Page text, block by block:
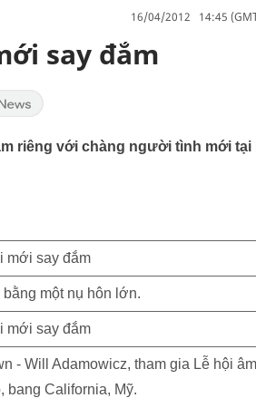
16/04/2012 14:45
say đắm
riêng với chàng người tình mới tại
một nụ hôn lớn.
- Will Adamowicz, tham gia Lễ hội
bang California, Mỹ.